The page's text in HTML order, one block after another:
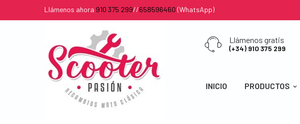
Llámenos ahora 910 375 299//658596460 (WhatsApp)
Llámenos gratis
(+34) 910 375 299
INICIO PRODUCTOS